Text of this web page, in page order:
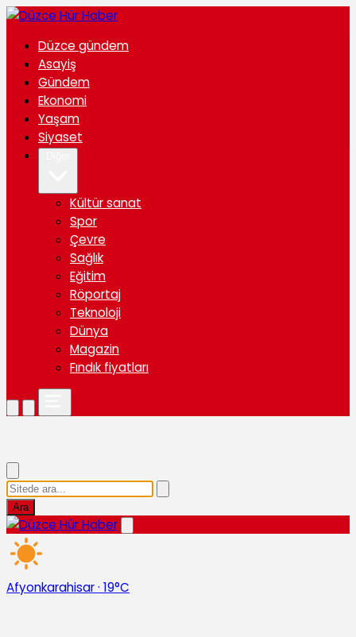
Düzce gündem
Asayiş
Gündem
Ekonomi
Yaşam
Siyaset
Kültür sanat
Spor
Çevre
Sağlık
Eğitim
Röportaj
Teknoloji
Dünya
Magazin
Fındık fiyatları
Ara
Afyonkarahisar· 19°C